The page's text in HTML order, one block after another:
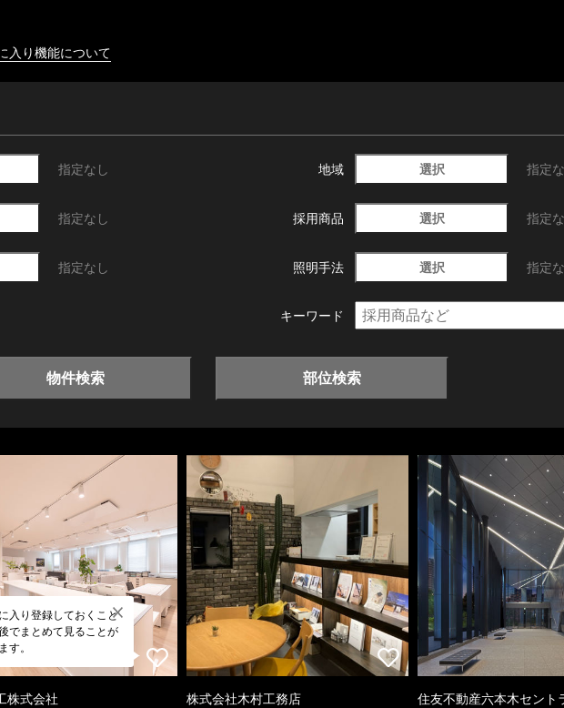
入り機能について
指定なし 地域 選択 指定
指定なし 採用商品 選択 指定
指定なし 照明手法 選択 指定
キーワード
物件検索 部位検索
入り登録しておくこと
でまとめて見ることが
す。
株式会社 株式会社木村工務店 住友不動産六本木セント